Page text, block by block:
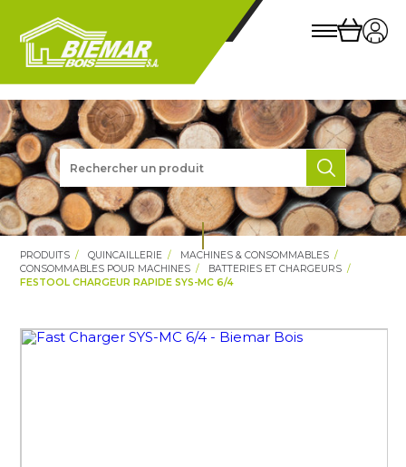
PRODUITS QUINCAILLERIE
MACHINES & CONSOMMABLES
CONSOMMABLES POUR MACHINES
BATTERIES ET CHARGEURS
FESTOOL CHARGEUR RAPIDE SYS-MC 6/4